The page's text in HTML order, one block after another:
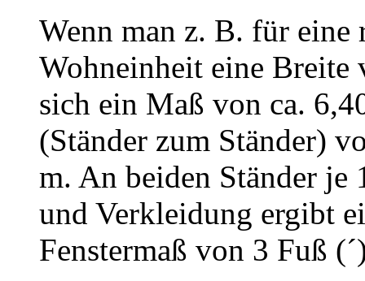
Wenn man z. B. für eine
Wohneinheit eine Breite
sich ein Maß von ca.
(Ständer zum Ständer)
m. An beiden Ständer je
und Verkleidung ergibt
Fenstermaß von 3 Fuß